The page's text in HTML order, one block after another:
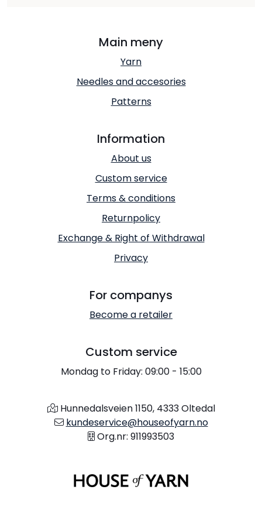
Main meny
Yarn
Needles and accesories
Patterns
Information
About us
Custom service
Terms & conditions
Returnpolicy
Exchange & Right of Withdrawal
Privacy
For companys
Become a retailer
Custom service
Mondag to Friday: 09:00 - 15:00
Hunnedalsveien 1150, 4333 Oltedal
kundeservice@houseofyarn.no
Org.nr: 911993503